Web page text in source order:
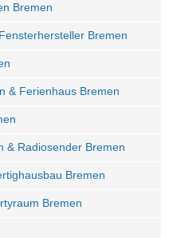
Bremen
Bremen
& Ferienhaus Bremen
& Radiosender Bremen
Bremen
Bremen